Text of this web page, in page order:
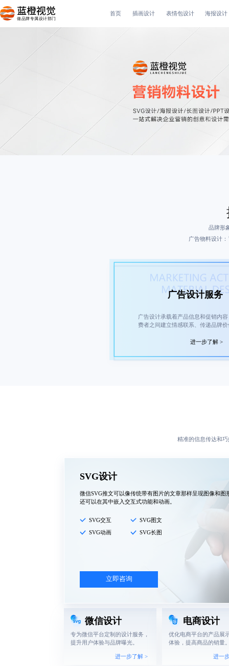
做品牌专属设计部门
首页 插画设计 表情包设计 海报设计
品牌形
广告物料设计
广告设计服务
广告设计承载着产品信息和促销内
费者之间建立情感联系、传递品牌
进一步了解 >
精准的信息传达和
SVG设计
微信SVG推文可以像传统带有图片的文章那样呈现图像和图
还可以在其中嵌入交互式功能和动画。
SVG交互 SVG图文
SVG动画 SVG长图
立即咨询
微信设计
专为微信平台定制的设计服务，
提升用户体验与品牌曝光。
进一步了解 >
电商设计
优化电商平台的产品展
体验，提高商品的销量
进一